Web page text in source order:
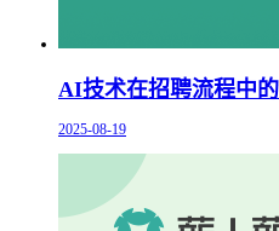
AI技术在招聘流程中
2025-08-19